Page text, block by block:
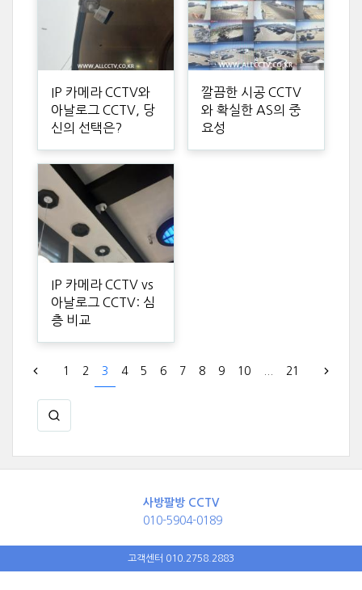
IP 카메라 CCTV와
아날로그 CCTV, 당
신의 선택은?
깔끔한 시공 CCTV
와 확실한 AS의 중
요성
IP 카메라 CCTV vs
아날로그 CCTV: 심
층 비교
1 2 3 4 5 6 7 8 9 10 21
사방팔방 CCTV
010-5904-0189
고객센터 010.2758.2883